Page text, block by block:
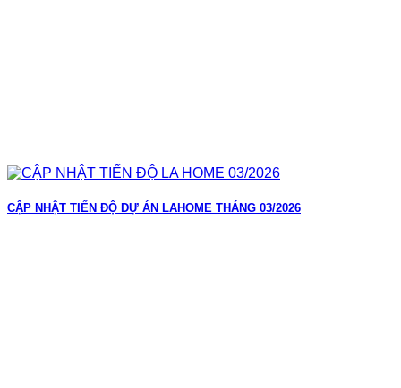
CẬP NHẬT TIẾN ĐỘ DỰ ÁN LAHOME THÁNG 03/2026